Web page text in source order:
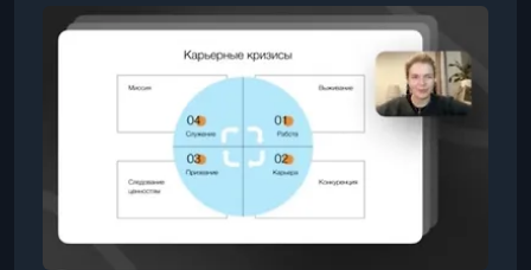
экологичного взаимодействия на работе — от
этикета до оценки сложных ситуаций и
грамотного поведения в конфликтах.Этикет и
профессиональн